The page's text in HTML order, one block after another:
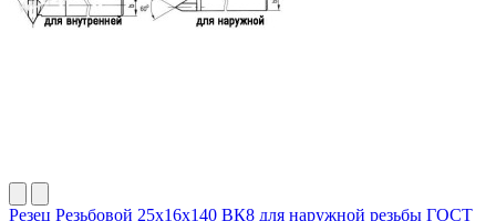
Резец Резьбовой 25х16х140 ВК8 для наружной резьбы ГОСТ